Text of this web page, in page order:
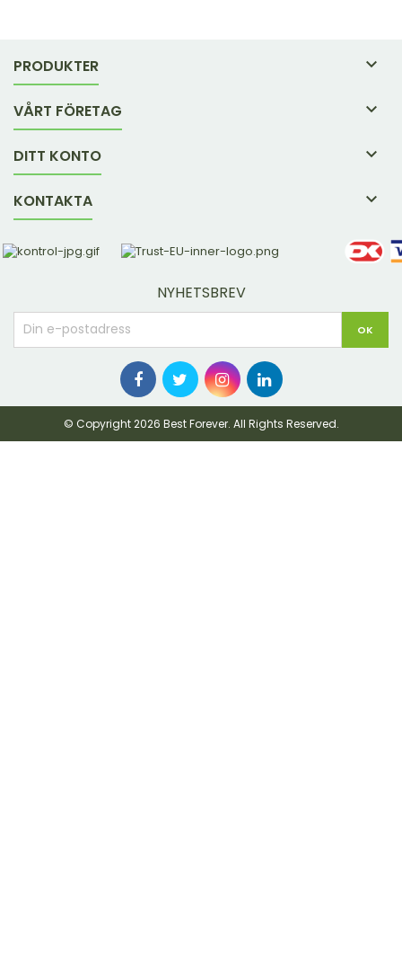
PRODUKTER 
VÅRT FÖRETAG 
DITT KONTO 
KONTAKTA 
NYHETSBREV
© Copyright 2026 Best Forever. All Rights Reserved.